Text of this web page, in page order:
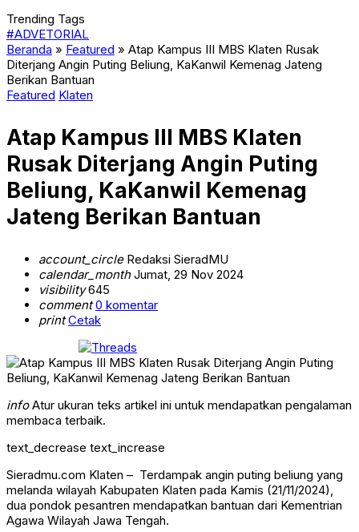
Trending Tags
#ADVETORIAL
Beranda » Featured » Atap Kampus III MBS Klaten Rusak
Diterjang Angin Puting Beliung, KaKanwil Kemenag Jateng
Berikan Bantuan
Featured Klaten
Atap Kampus III MBS Klaten
Rusak Diterjang Angin Puting
Beliung, KaKanwil Kemenag
Jateng Berikan Bantuan
account_circleRedaksi SieradMU
calendar_monthJumat, 29 Nov 2024
visibility645
comment 0 komentar
print Cetak
infoAtur ukuran teks artikel ini untuk mendapatkan pengalaman
membaca terbaik.
text_decrease text_increase
Sieradmu.com Klaten – Terdampak angin puting beliung yang
melanda wilayah Kabupaten Klaten pada Kamis (21/11/2024),
dua pondok pesantren mendapatkan bantuan dari Kementrian
Agawa Wilayah Jawa Tengah.